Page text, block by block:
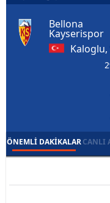
Bellona
Kayserispor
Kaloglu,
ÖNEMLI DAKIKALARCANLI